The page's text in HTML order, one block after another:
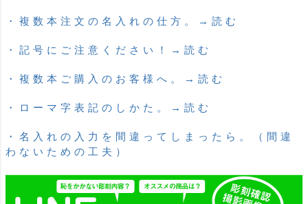
・複数本注文の名入れの仕方。→読む
・記号にご注意ください！→読む
・複数本ご購入のお客様へ。→読む
・ローマ字表記のしかた。→読む
・名入れの入力を間違ってしまったら。（間違
わないための工夫）